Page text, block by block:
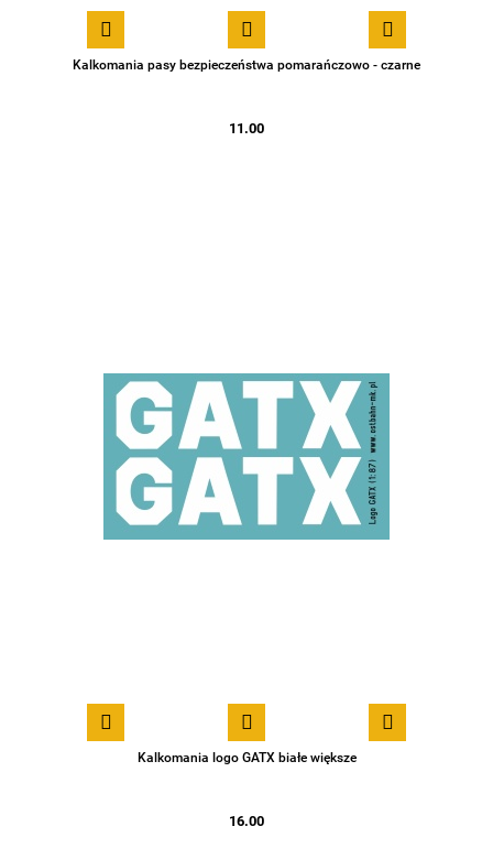
Kalkomania pasy bezpieczeństwa pomarańczowo - czarne
11.00
Kalkomania logo GATX białe większe
16.00